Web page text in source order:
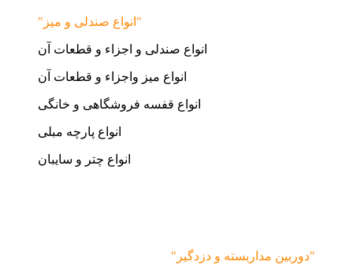
"انواع صندلی و میز"
انواع صندلی و اجزاء و قطعات آن
انواع میز واجزاء و قطعات آن
انواع قفسه فروشگاهی و خانگی
انواع پارچه مبلی
انواع چتر و سایبان
"دوربین مداربسته و دزدگیر"